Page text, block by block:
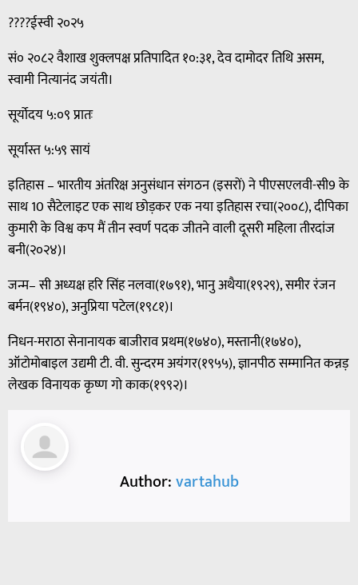
????ईस्वी २०२५
सं० २०८२ वैशाख शुक्लपक्ष प्रतिपादित १०:३१, देव दामोदर तिथि असम,
स्वामी नित्यानंद जयंती।
सूर्योदय ५:०९ प्रातः
सूर्यास्त ५:५९ सायं
इतिहास – भारतीय अंतरिक्ष अनुसंधान संगठन (इसरों) ने पीएसएलवी-सी9 के
साथ 10 सैटेलाइट एक साथ छोड़कर एक नया इतिहास रचा(२००८), दीपिका
कुमारी के विश्व कप मैं तीन स्वर्ण पदक जीतने वाली दूसरी महिला तीरदांज
बनी(२०२४)।
जन्म– सी अध्यक्ष हरि सिंह नलवा(१७९१), भानु अथैया(१९२९), समीर रंजन
बर्मन(१९४०), अनुप्रिया पटेल(१९८१)।
निधन-मराठा सेनानायक बाजीराव प्रथम(१७४०), मस्तानी(१७४०),
ऑटोमोबाइल उद्यमी टी. वी. सुन्दरम अयंगर(१९५५), ज्ञानपीठ सम्मानित कन्नड़
लेखक विनायक कृष्ण गो काक(१९९२)।
Author:vartahub